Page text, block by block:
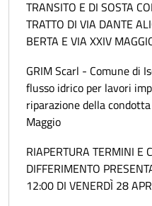
TRANSITO E DI SOSTA
TRATTO DI VIA DANTE
BERTA E VIA XXIV
GRIM Scarl - Comune di
flusso idrico per lavori
riparazione della
Maggio
RIAPERTURA TERMINI E
DIFFERIMENTO
12:00 DI VENERDÌ 28